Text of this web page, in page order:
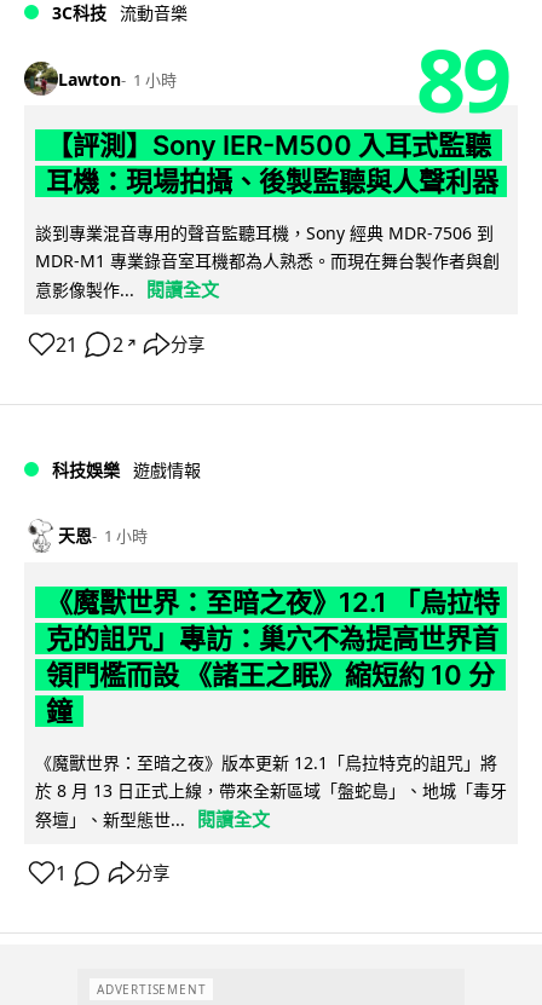
3C科技 流動音樂
Lawton 1 小時 89
【評測】Sony IER-M500 入耳式監聽
耳機：現場拍攝、後製監聽與人聲利器
談到專業混音專用的聲音監聽耳機，Sony 經典 MDR-7506 到
MDR-M1 專業錄音室耳機都為人熟悉。而現在舞台製作者與創
意影像製作...
閱讀全文
21 2 ↗ 分享
科技娛樂 遊戲情報
天恩 1 小時
《魔獸世界：至暗之夜》12.1 「烏拉特
克的詛咒」專訪：巢穴不為提高世界首
領門檻而設 《諸王之眠》縮短約 10 分
鐘
《魔獸世界：至暗之夜》版本更新 12.1「烏拉特克的詛咒」將
於 8 月 13 日正式上線，帶來全新區域「盤蛇島」、地城「毒牙
祭壇」、新型態世...
閱讀全文
1 分享
ADVERTISEMENT